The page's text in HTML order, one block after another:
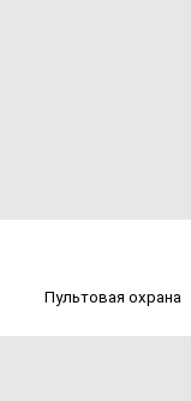
Пультовая охрана